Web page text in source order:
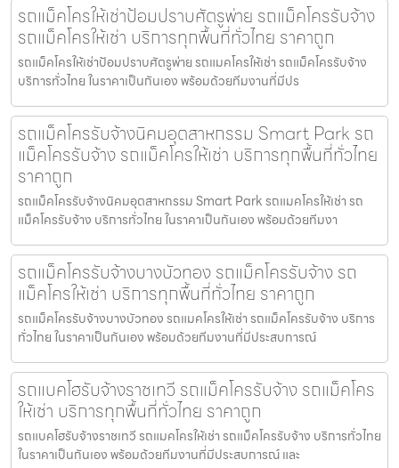
รถแม็คโครให้เช่าป้อมปราบศัตรูพ่าย รถแม็คโครรับจ้าง
รถแม็คโครให้เช่า บริการทุกพื้นที่ทั่วไทย ราคาถูก
รถแม็คโครให้เช่าป้อมปราบศัตรูพ่าย รถแมคโครให้เช่า รถแม็คโครรับจ้าง
บริการทั่วไทย ในราคาเป็นกันเอง พร้อมด้วยทีมงานที่มีปร
รถแม็คโครรับจ้างนิคมอุตสาหกรรม Smart Park รถ
แม็คโครรับจ้าง รถแม็คโครให้เช่า บริการทุกพื้นที่ทั่วไทย
ราคาถูก
รถแม็คโครรับจ้างนิคมอุตสาหกรรม Smart Park รถแมคโครให้เช่า รถ
แม็คโครรับจ้าง บริการทั่วไทย ในราคาเป็นกันเอง พร้อมด้วยทีมงา
รถแม็คโครรับจ้างบางบัวทอง รถแม็คโครรับจ้าง รถ
แม็คโครให้เช่า บริการทุกพื้นที่ทั่วไทย ราคาถูก
รถแม็คโครรับจ้างบางบัวทอง รถแมคโครให้เช่า รถแม็คโครรับจ้าง บริการ
ทั่วไทย ในราคาเป็นกันเอง พร้อมด้วยทีมงานที่มีประสบการณ์
รถแบคโฮรับจ้างราชเทวี รถแม็คโครรับจ้าง รถแม็คโคร
ให้เช่า บริการทุกพื้นที่ทั่วไทย ราคาถูก
รถแบคโฮรับจ้างราชเทวี รถแมคโครให้เช่า รถแม็คโครรับจ้าง บริการทั่วไทย
ในราคาเป็นกันเอง พร้อมด้วยทีมงานที่มีประสบการณ์ และ